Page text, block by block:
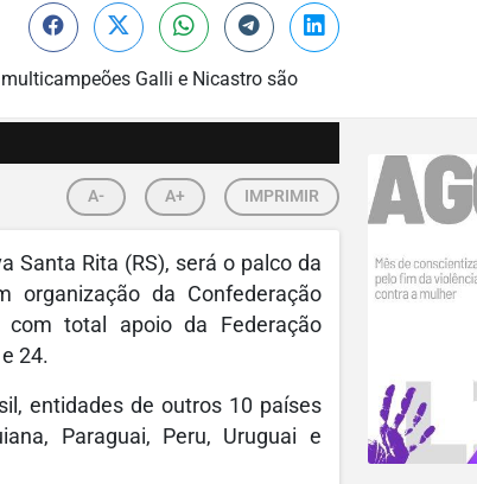
A- A+ IMPRIMIR
Santa Rita (RS), será o palco da
organização da Confederação
total apoio da Federação
24.
entidades de outros 10 países
Paraguai, Peru, Uruguai e